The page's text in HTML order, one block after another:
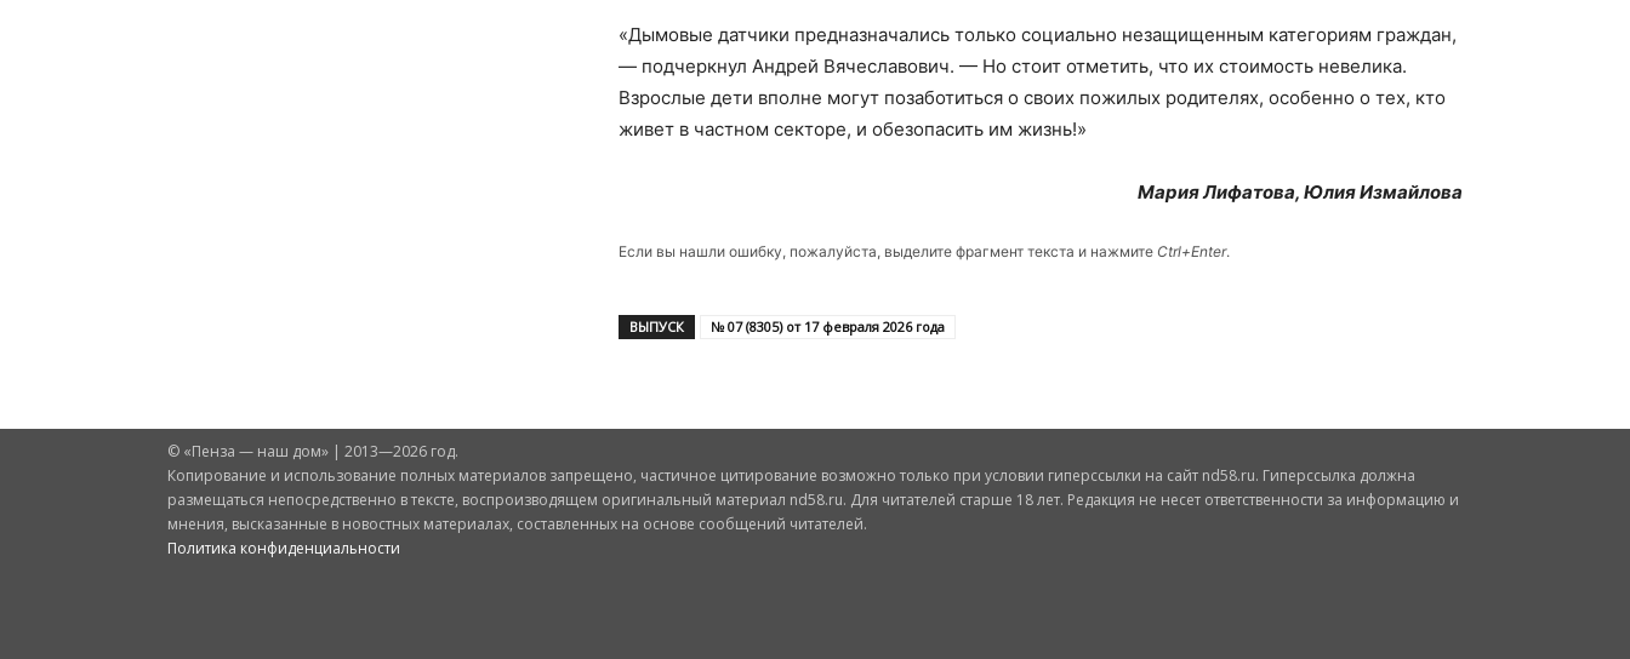
«Дымовые датчики предназначались только социально незащищенным категориям граждан,
— подчеркнул Андрей Вячеславович. — Но стоит отметить, что их стоимость невелика.
Взрослые дети вполне могут позаботиться о своих пожилых родителях, особенно о тех, кто
живет в частном секторе, и обезопасить им жизнь!»
Мария Лифатова, Юлия Измайлова
Если вы нашли ошибку, пожалуйста, выделите фрагмент текста и нажмите Ctrl+Enter.
ВЫПУСК № 07 (8305) от 17 февраля 2026 года
© «Пенза — наш дом» | 2013—2026 год.
Копирование и использование полных материалов запрещено, частичное цитирование возможно только при условии гиперссылки на сайт nd58.ru. Гиперссылка должна
размещаться непосредственно в тексте, воспроизводящем оригинальный материал nd58.ru. Для читателей старше 18 лет. Редакция не несет ответственности за информацию и
мнения, высказанные в новостных материалах, составленных на основе сообщений читателей.
Политика конфиденциальности